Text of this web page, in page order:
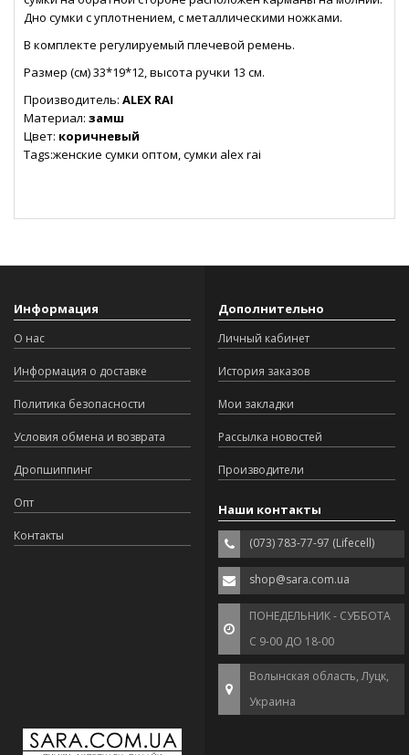
Дно сумки с уплотнением, с металлическими ножками.
В комплекте регулируемый плечевой ремень.
Размер (см) 33*19*12, высота ручки 13 см.
Производитель: ALEX RAI
Материал: замш
Цвет: коричневый
Tags:женские сумки оптом, сумки alex rai
Информация
О нас
Информация о доставке
Политика безопасности
Условия обмена и возврата
Дропшиппинг
Опт
Контакты
Дополнительно
Личный кабинет
История заказов
Мои закладки
Рассылка новостей
Производители
Наши контакты
(073) 783-77-97 (Lifecell)
shop@sara.com.ua
ПОНЕДЕЛЬНИК - СУББОТА
С 9-00 ДО 18-00
Волынская область, Луцк,
Украина